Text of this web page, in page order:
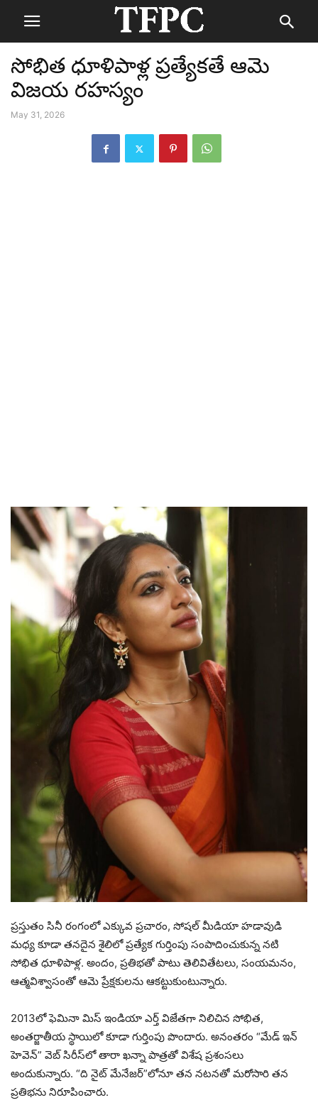
సోభిత ధూళిపాళ్ల ప్రత్యేకతే ఆమె
విజయ రహస్యం
May 31, 2026
ప్రస్తుతం సినీ రంగంలో ఎక్కువ ప్రచారం, సోషల్ మీడియా హడావుడి
మధ్య కూడా తనదైన శైలిలో ప్రత్యేక గుర్తింపు సంపాదించుకున్న నటి
సోభిత ధూళిపాళ్ల. అందం, ప్రతిభతో పాటు తెలివితేటలు, సంయమనం,
ఆత్మవిశ్వాసంతో ఆమె ప్రేక్షకులను ఆకట్టుకుంటున్నారు.
2013లో ఫెమినా మిస్ ఇండియా ఎర్త్ విజేతగా నిలిచిన సోభిత,
అంతర్జాతీయ స్థాయిలో కూడా గుర్తింపు పొందారు. అనంతరం “మేడ్ ఇన్
హెవెన్” వెబ్ సిరీస్‌లో తారా ఖన్నా పాత్రతో విశేష ప్రశంసలు
అందుకున్నారు. “ది నైట్ మేనేజర్”లోనూ తన నటనతో మరోసారి తన
ప్రతిభను నిరూపించారు.